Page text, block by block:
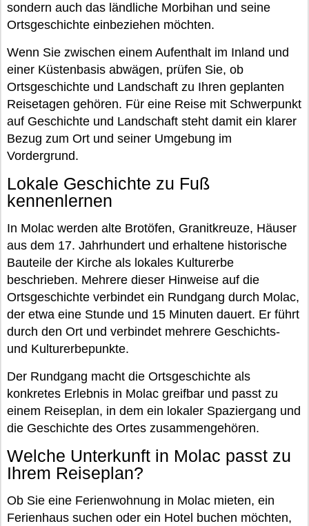
sondern auch das ländliche Morbihan und seine
Ortsgeschichte einbeziehen möchten.
Wenn Sie zwischen einem Aufenthalt im Inland und
einer Küstenbasis abwägen, prüfen Sie, ob
Ortsgeschichte und Landschaft zu Ihren geplanten
Reisetagen gehören. Für eine Reise mit Schwerpunkt
auf Geschichte und Landschaft steht damit ein klarer
Bezug zum Ort und seiner Umgebung im
Vordergrund.
Lokale Geschichte zu Fuß
kennenlernen
In Molac werden alte Brotöfen, Granitkreuze, Häuser
aus dem 17. Jahrhundert und erhaltene historische
Bauteile der Kirche als lokales Kulturerbe
beschrieben. Mehrere dieser Hinweise auf die
Ortsgeschichte verbindet ein Rundgang durch Molac,
der etwa eine Stunde und 15 Minuten dauert. Er führt
durch den Ort und verbindet mehrere Geschichts-
und Kulturerbepunkte.
Der Rundgang macht die Ortsgeschichte als
konkretes Erlebnis in Molac greifbar und passt zu
einem Reiseplan, in dem ein lokaler Spaziergang und
die Geschichte des Ortes zusammengehören.
Welche Unterkunft in Molac passt zu
Ihrem Reiseplan?
Ob Sie eine Ferienwohnung in Molac mieten, ein
Ferienhaus suchen oder ein Hotel buchen möchten,